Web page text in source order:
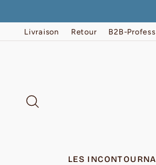
contenuLivraison Retour B2B-
LES